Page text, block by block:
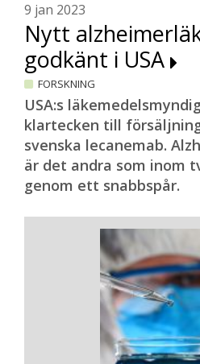
9 jan 2023
Nytt
godkänt i USA
FORSKNING
USA:s
klartecken till
svenska lecanemab.
är det andra som inom
genom ett snabbspår.